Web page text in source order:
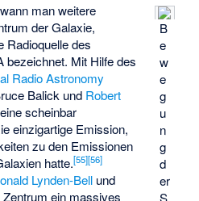
B
e
w
e
g
u
n
g
d
er
S
man weitere
der Galaxie,
Radioquelle des
bezeichnet. Mit Hilfe des
Radio Astronomy
Balick und Robert
scheinbar
einzigartige Emission,
zu den Emissionen
hatte.[55][56]
Lynden-Bell und
ein massives